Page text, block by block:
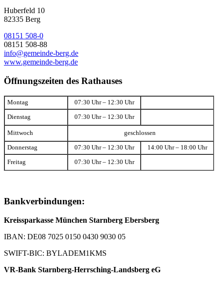
Huberfeld 10
82335 Berg
08151 508-0
08151 508-88
info@gemeinde-berg.de
www.gemeinde-berg.de
Öffnungszeiten des Rathauses
Montag 07:30 Uhr – 12:30 Uhr
Dienstag 07:30 Uhr – 12:30 Uhr
Mittwoch geschlossen
Donnerstag 07:30 Uhr – 12:30 Uhr 14:00 Uhr – 18:00 Uhr
Freitag 07:30 Uhr – 12:30 Uhr
Bankverbindungen:
Kreissparkasse München Starnberg Ebersberg
IBAN: DE08 7025 0150 0430 9030 05
SWIFT-BIC: BYLADEM1KMS
VR-Bank Starnberg-Herrsching-Landsberg eG